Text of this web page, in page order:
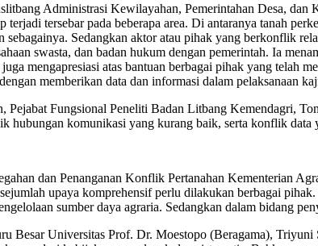
Administrasi Kewilayahan, Pemerintahan Desa,
tersebar pada beberapa area. Di antaranya tanah
sebagainya. Sedangkan aktor atau pihak yang berkonflik
swasta, dan badan hukum dengan pemerintah. Ia
mengapresiasi atas bantuan berbagai pihak yang telah
memberikan data dan informasi dalam pelaksanaan
Pejabat Fungsional Peneliti Badan Litbang Kemendagri,
komunikasi yang kurang baik, serta konflik data
dan Penanganan Konflik Pertanahan Kementerian
upaya komprehensif perlu dilakukan berbagai
sumber daya agraria. Sedangkan dalam bidang
Besar Universitas Prof. Dr. Moestopo (Beragama),